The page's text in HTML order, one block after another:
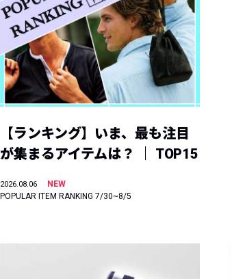
【ランキング】いま、最も注目
が集まるアイテムは？ ｜ TOP15
2026.08.06
NEW
POPULAR ITEM RANKING 7/30~8/5